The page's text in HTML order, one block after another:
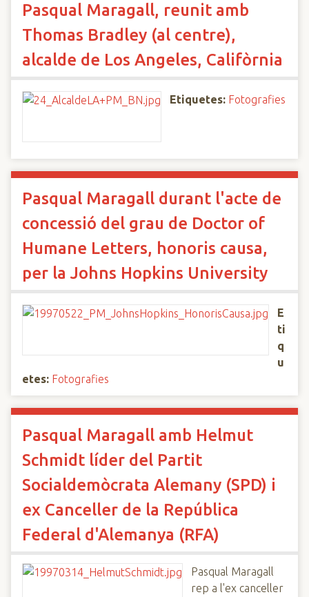
Pasqual Maragall, reunit amb
Thomas Bradley (al centre),
alcalde de Los Angeles, Califòrnia
Etiquetes: Fotografies
Pasqual Maragall durant l'acte de
concessió del grau de Doctor of
Humane Letters, honoris causa,
per la Johns Hopkins University
E
ti
q
u
etes: Fotografies
Pasqual Maragall amb Helmut
Schmidt líder del Partit
Socialdemòcrata Alemany (SPD) i
ex Canceller de la República
Federal d'Alemanya (RFA)
Pasqual Maragall
rep a l'ex canceller